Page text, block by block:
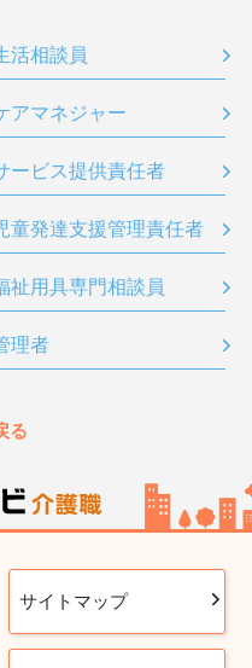
活相談員
アマネジャー
ービス提供責任者
童発達支援管理責任者
祉用具専門相談員
理者
る
サイトマップ